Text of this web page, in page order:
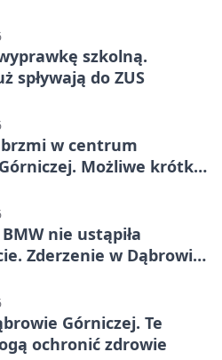
szkolną.
spływają do ZUS
w centrum
Możliwe krótkie
nie ustąpiła
Zderzenie w Dąbrowie
Górniczej. Te
ochronić zdrowie